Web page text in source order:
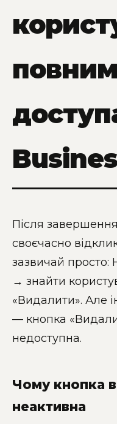
Після
своєчасно
зазвичай
→ знайти
«Видалити». Але
— кнопка
недоступна.
Чому кнопка
неактивна